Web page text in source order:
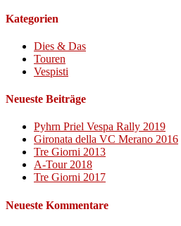
Kategorien
Dies & Das
Touren
Vespisti
Neueste Beiträge
Pyhrn Priel Vespa Rally 2019
Gironata della VC Merano 2016
Tre Giorni 2013
A-Tour 2018
Tre Giorni 2017
Neueste Kommentare